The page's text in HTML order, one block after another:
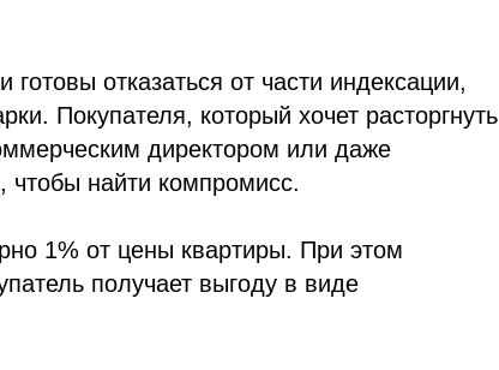
отказаться от части индексации,
Покупателя, который хочет расторгнуть
директором или даже
чтобы найти компромисс.
1% от цены квартиры. При этом
получает выгоду в виде